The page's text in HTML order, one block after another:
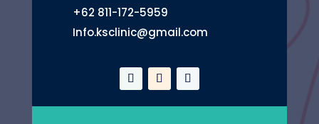
+62 811-172-5959
Info.ksclinic@gmail.com